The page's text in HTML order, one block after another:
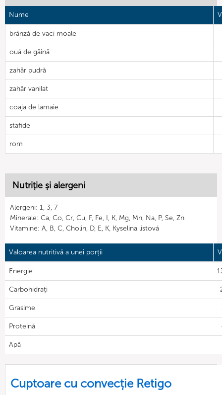
Nume
brânză de vaci moale
ouă de găină
zahăr pudră
zahăr vanilat
coaja de lamaie
stafide
rom
Nutriție și alergeni
Alergeni: 1, 3, 7
Minerale: Ca, Co, Cr, Cu, F, Fe, I, K, Mg, Mn, Na, P, Se, Zn
Vitamine: A, B, C, Cholin, D, E, K, Kyselina listová
Valoarea nutritivă a unei porții
Energie
Carbohidrați
Grasime
Proteină
Apă
Cuptoare cu convecție Retigo